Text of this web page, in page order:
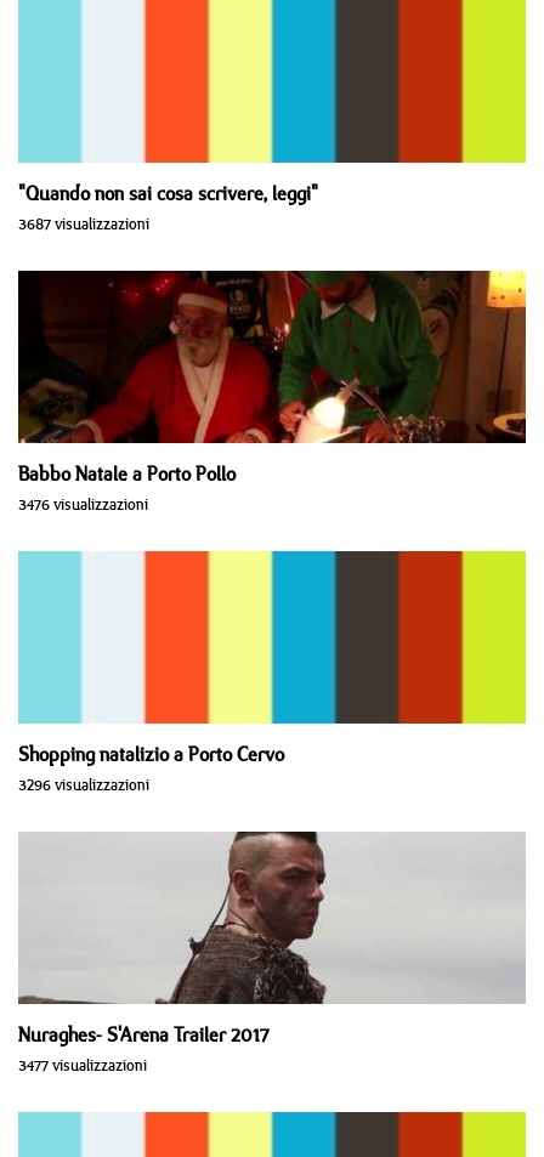
"Quando non sai cosa scrivere, leggi"
3687 visualizzazioni
Babbo Natale a Porto Pollo
3476 visualizzazioni
Shopping natalizio a Porto Cervo
3296 visualizzazioni
Nuraghes- S'Arena Trailer 2017
3477 visualizzazioni